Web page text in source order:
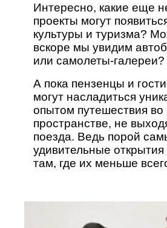
Интересно, какие еще
проекты могут
культуры и туризма?
вскоре мы увидим
или самолеты-галереи?
А пока пензенцы и
могут насладиться
опытом путешествия
пространстве, не
поезда. Ведь порой
удивительные открытия
там, где их меньше